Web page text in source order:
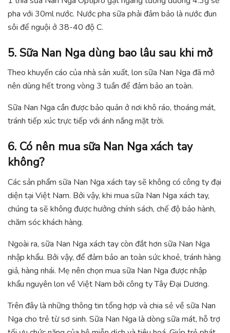
pha với 30ml nước. Nước pha sữa phải đảm bảo là nước đun
sôi để nguội ở 38-40 độ C.
5. Sữa Nan Nga dùng bao lâu sau khi mở
Theo khuyến cáo của nhà sản xuất, lon sữa Nan Nga đã mở
nên dùng hết trong vòng 3 tuần để đảm bảo an toàn.
Sữa Nan Nga cần được bảo quản ở nơi khô ráo, thoáng mát,
tránh tiếp xúc trực tiếp với ánh nắng mặt trời.
6. Có nên mua sữa Nan Nga xách tay
không?
Các sản phẩm sữa Nan Nga xách tay sẽ không có công ty đại
diện tại Việt Nam. Bởi vậy, khi mua sữa Nan Nga xách tay,
chúng ta sẽ không được hưởng chính sách, chế độ bảo hành,
chăm sóc khách hàng.
Ngoài ra, sữa Nan Nga xách tay còn đắt hơn sữa Nan Nga
nhập khẩu. Bởi vậy, để đảm bảo an toàn sức khoẻ, tránh hàng
giả, hàng nhái. Mẹ nên chọn mua sữa Nan Nga được nhập
khẩu nguyên lon về Việt Nam bởi công ty Tây Đại Dương.
Trên đây là những thông tin tổng hợp và chia sẻ về sữa Nan
Nga cho trẻ từ sơ sinh. Sữa Nan Nga là dòng sữa mát, hỗ trợ